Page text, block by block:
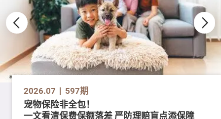
2026.07 597期
宠物保险非全包！
一文看清保费保额落差 严防理赔盲点添保障